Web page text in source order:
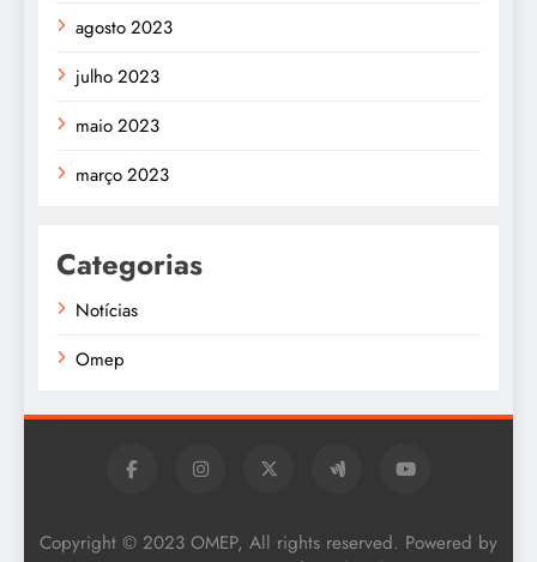
agosto 2023
julho 2023
maio 2023
março 2023
Categorias
Notícias
Omep
Copyright © 2023 OMEP, All rights reserved. Powered by